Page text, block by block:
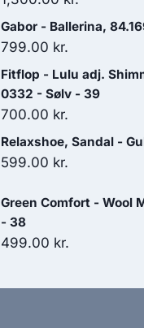
Gabor - Ballerina,
799.00 kr.
Fitflop - Lulu adj.
0332 - Sølv - 39
700.00 kr.
Relaxshoe, Sandal -
599.00 kr.
Green Comfort - Wool
- 38
499.00 kr.